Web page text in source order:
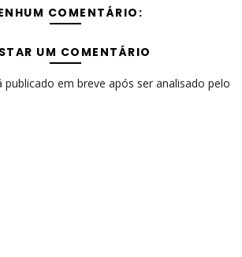
COMENTÁRIO:
UM COMENTÁRIO
publicado em breve após ser analisado pelo